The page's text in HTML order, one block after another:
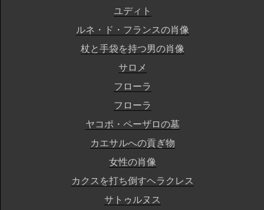
ユディト
ルネ・ド・フランスの肖像
杖と手袋を持つ男の肖像
サロメ
フローラ
フローラ
ヤコポ・ペーザロの墓
カエサルへの貢ぎ物
女性の肖像
カクスを打ち倒すヘラクレス
サトゥルヌス